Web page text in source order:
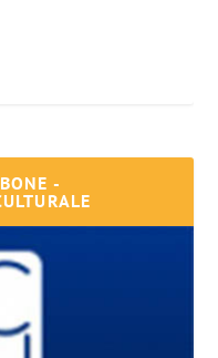
-